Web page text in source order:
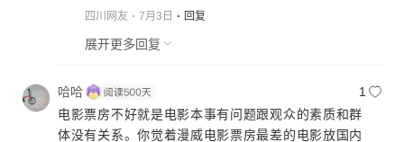
四川网友 7月3日 回复
展开更多回复
哈哈
1
电影票房不好就是电影本事有问题跟观众的素质和群
体没有关系。你觉着漫威电影票房最差的电影放国内